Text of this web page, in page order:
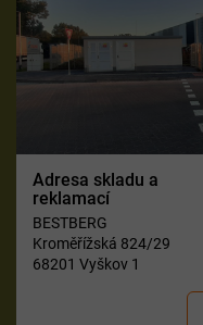
Adresa skladu a
reklamací
BESTBERG
Kroměřížská 824/29
68201 Vyškov 1